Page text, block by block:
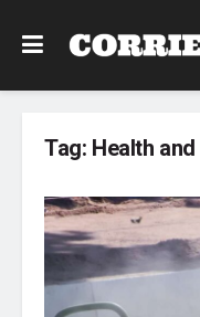
Tag: Health